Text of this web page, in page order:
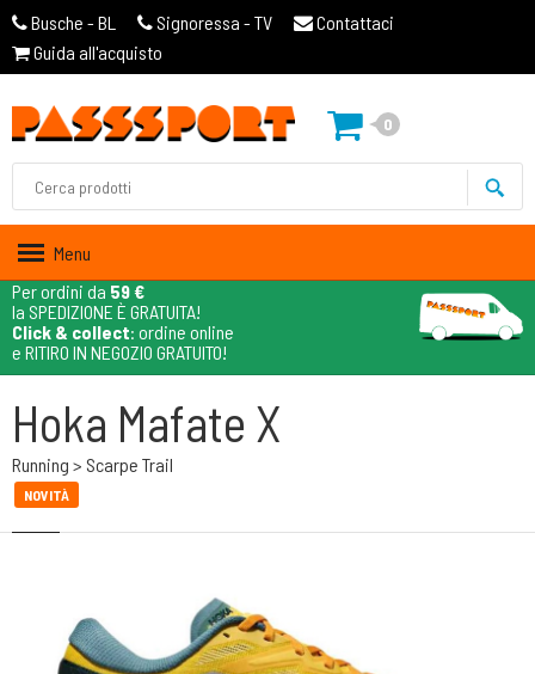
Busche - BL Signoressa - TV
Contattaci
Guida all'acquisto
0
Menu
Per ordini da 59 €
la SPEDIZIONE È GRATUITA!
Click & collect: ordine online
e RITIRO IN NEGOZIO GRATUITO!
Hoka Mafate X
Running > Scarpe Trail
NOVITÀ